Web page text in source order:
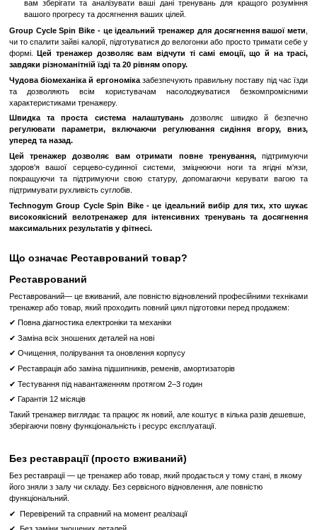
максимальний комфорт під час кожної сесії.
Підтримка Connected Solutions : Group Cycle Spin
технологією Connected Solutions, що дозволяє вам
тренувань з різними додатками та сервісами для
вашим прогресом.
Переваги:
Інтенсивні Тренування
світ спінінгу та насолоджуватися інтенсивними
допомагають підтримувати вашу фізичну форму на високому
Компактний та Мобільний: Завдяки компактному
велотренажер підходить для будь-яких приміщень, а колеса
забезпечують легкість переміщення.
Підвищення Витривалості: Регулярні тренування на
допомагають підвищити вашу витривалість та
навантаження.
Збереження та Аналіз Прогресу
вашого прогресу та досягнення ваших цілей.
Group Cycle Spin Bike - це ідеальний тренажер для
завдяки різноманітній їзді та 20 рівням опору.
Чудова біомеханіка й ергономіка забезпечують правильну
Швидка та проста система налаштуваньдозволяє
регулювати параметри, включаючи регулювання
Цей тренажер дозволяє вам отримати повне
здоров'я вашої серцево-судинної системи, зміцнюючи ноги
покращуючи та підтримуючи свою статуру, допомагаючи
підтримувати рухливість суглобів.
Technogym Group Cycle Spin Bike - це ідеальний вибір для